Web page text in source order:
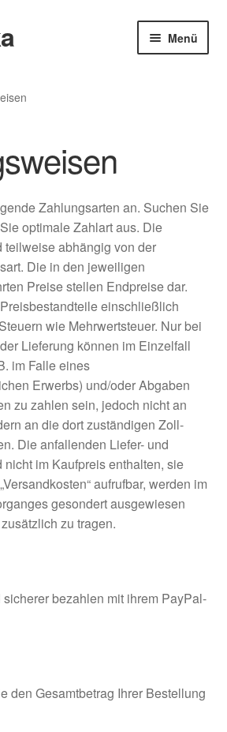
Menü
Zahlungsarten an. Suchen Sie
optimale Zahlart aus. Die
teilweise abhängig von der
Die in den jeweiligen
Preise stellen Endpreise dar.
einschließlich
wie Mehrwertsteuer. Nur bei
Lieferung können im Einzelfall
im Falle eines
Erwerbs) und/oder Abgaben
zu zahlen sein, jedoch nicht an
an die dort zuständigen Zoll-
Die anfallenden Liefer- und
im Kaufpreis enthalten, sie
aufrufbar, werden im
gesondert ausgewiesen
zu tragen.
bezahlen mit ihrem PayPal-
den Gesamtbetrag Ihrer Bestellung